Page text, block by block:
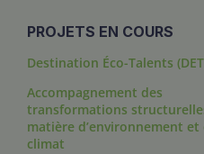
PROJETS EN COURS
Destination Éco-Talents
Accompagnement des
transformations
matière d’environnement et
climat